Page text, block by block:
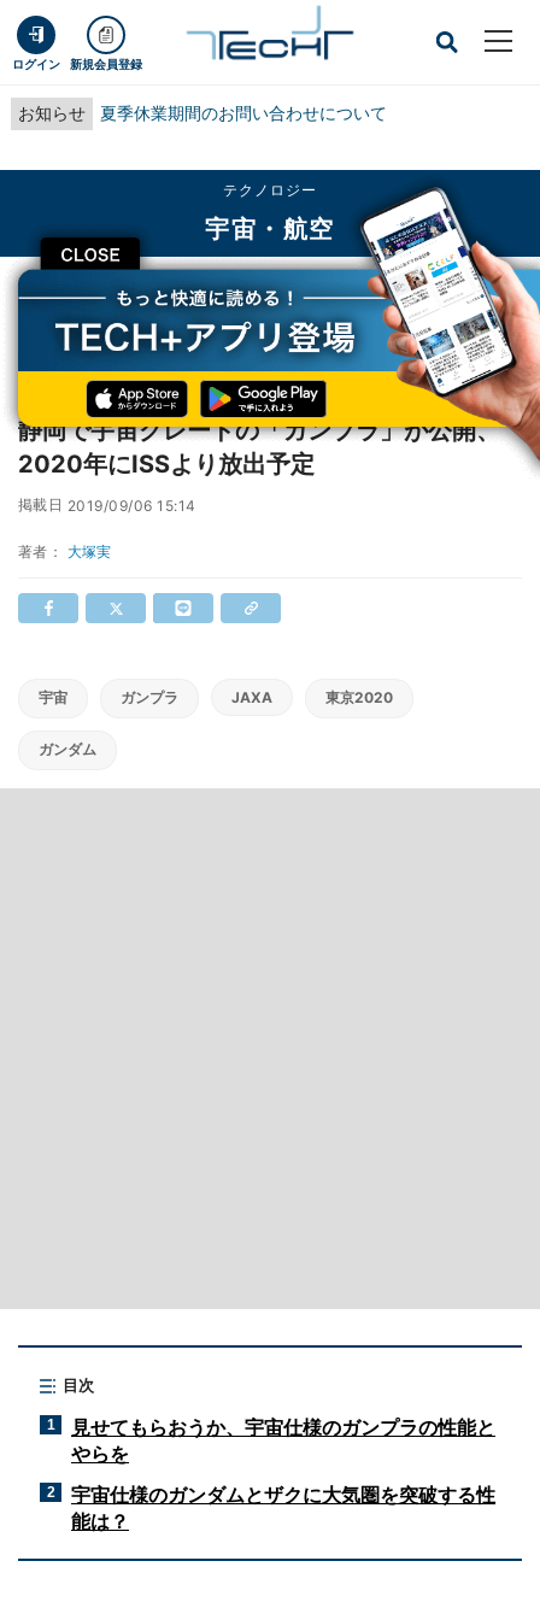
ログイン 新規会員登録
お知らせ 夏季休業期間のお問い合わせについて
CLOSE
テクノロジー
宇宙・航空
TECH+ テクノロジー
宇宙・航空
静岡で宇宙グレードの「ガンプラ」が公開、2020年にISSより放出予定
静岡で宇宙グレードの「ガンプラ」が公開、
2020年にISSより放出予定
掲載日 2019/09/06 15:14
著者： 大塚実
宇宙 ガンプラ JAXA 東京2020
ガンダム
目次
1
見せてもらおうか、宇宙仕様のガンプラの性能と
やらを
2
宇宙仕様のガンダムとザクに大気圏を突破する性
能は？